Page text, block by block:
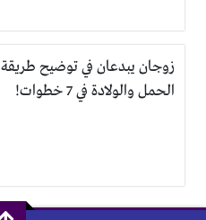
زوجان يبدعان في توضيح طريقة
الحمل والولادة في 7 خطوات!